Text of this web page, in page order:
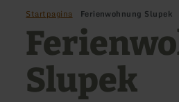
Startpagina Ferienwohnung Slupek
Slupek